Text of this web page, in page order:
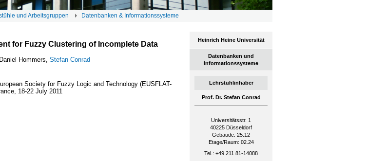
und Arbeitsgruppen Datenbanken & Informationssysteme
for Fuzzy Clustering of Incomplete Data
Hommers, Stefan Conrad
Society for Fuzzy Logic and Technology (EUSFLAT-
18-22 July 2011
Heinrich Heine Universität
Datenbanken und
Informationssysteme
Lehrstuhlinhaber
Prof. Dr. Stefan Conrad
Universitätsstr. 1
40225 Düsseldorf
Gebäude: 25.12
Etage/Raum: 02.24
Tel.: +49 211 81-14088